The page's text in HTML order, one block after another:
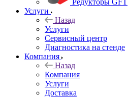
Редукторы GFT
Услуги
Назад
Услуги
Сервисный центр
Диагностика на стенде
Компания
Назад
Компания
Услуги
Доставка